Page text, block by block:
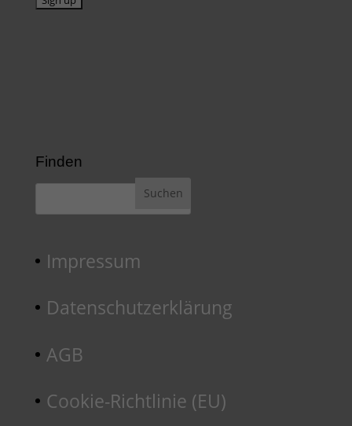
Finden
Impressum
Datenschutzerklärung
AGB
Cookie-Richtlinie (EU)